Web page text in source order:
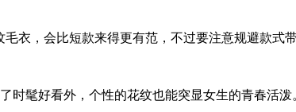
，会比短款来得更有范，不过要注意规避款式
髦好看外，个性的花纹也能突显女生的青春活